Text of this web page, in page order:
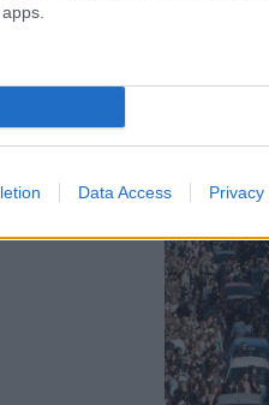
Data Access Privacy
Κούρτη
σε όλη την